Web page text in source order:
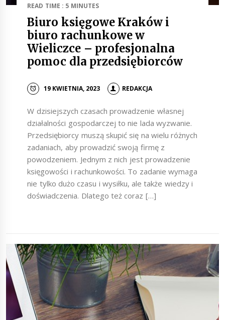
READ TIME : 5 MINUTES
Biuro księgowe Kraków i
biuro rachunkowe w
Wieliczce – profesjonalna
pomoc dla przedsiębiorców
19 KWIETNIA, 2023 REDAKCJA
W dzisiejszych czasach prowadzenie własnej
działalności gospodarczej to nie lada wyzwanie.
Przedsiębiorcy muszą skupić się na wielu różnych
zadaniach, aby prowadzić swoją firmę z
powodzeniem. Jednym z nich jest prowadzenie
księgowości i rachunkowości. To zadanie wymaga
nie tylko dużo czasu i wysiłku, ale także wiedzy i
doświadczenia. Dlatego też coraz […]